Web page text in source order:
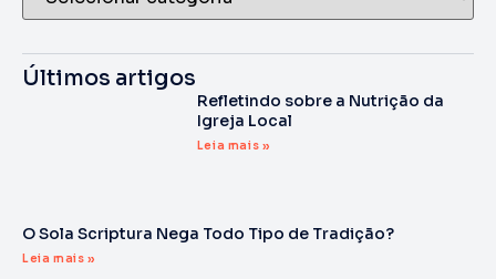
Últimos artigos
Refletindo sobre a Nutrição da
Igreja Local
Leia mais »
O Sola Scriptura Nega Todo Tipo de Tradição?
Leia mais »